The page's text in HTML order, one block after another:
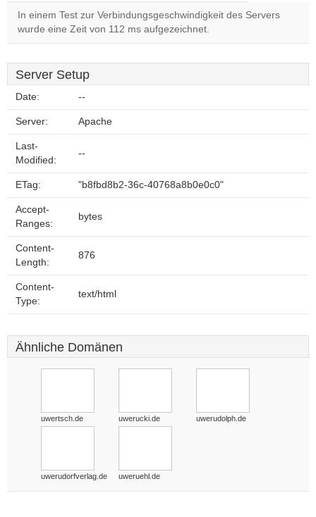
In einem Test zur Verbindungsgeschwindigkeit des Servers
wurde eine Zeit von 112 ms aufgezeichnet.
Server Setup
Date: --
Server: Apache
Last-
Modified:
--
ETag: "b8fbd8b2-36c-40768a8b0e0c0"
Accept-
Ranges:
bytes
Content-
Length:
876
Content-
Type:
text/html
Ähnliche Domänen
uwertsch.de uwerucki.de uwerudolph.de
uwerudorfverlag.de uweruehl.de